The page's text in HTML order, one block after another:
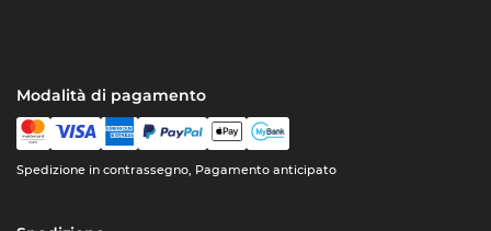
Modalità di pagamento
Spedizione in contrassegno, Pagamento anticipato